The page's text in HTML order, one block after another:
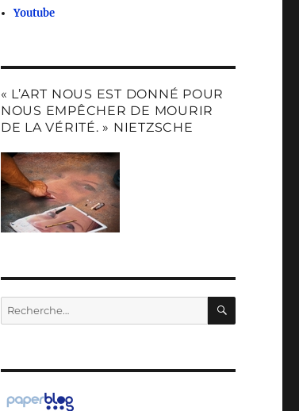
Youtube
« L’ART NOUS EST DONNÉ POUR
NOUS EMPÊCHER DE MOURIR
DE LA VÉRITÉ. » NIETZSCHE
Recherche
pour :